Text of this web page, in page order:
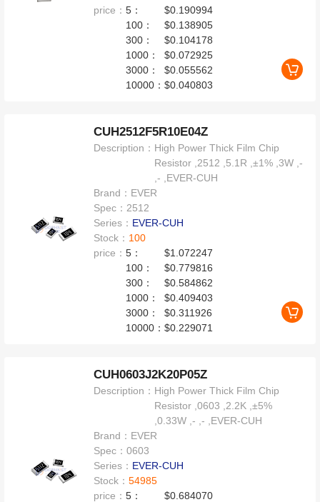
price：5：
$0.190994
100：
$0.138905
300：
$0.104178
1000：
$0.072925
3000：
$0.055562
10000：$0.040803
CUH2512F5R10E04Z
Description： High Power Thick Film Chip
Resistor ,2512 ,5.1R ,±1% ,3W ,-
,- ,EVER-CUH
Brand： EVER
Spec： 2512
Series： EVER-CUH
Stock： 100
price：5：
$1.072247
100：
$0.779816
300：
$0.584862
1000：
$0.409403
3000：
$0.311926
10000：$0.229071
CUH0603J2K20P05Z
Description： High Power Thick Film Chip
Resistor ,0603 ,2.2K ,±5%
,0.33W ,- ,- ,EVER-CUH
Brand： EVER
Spec：0603
Series： EVER-CUH
Stock：54985
price：5：
$0.684070